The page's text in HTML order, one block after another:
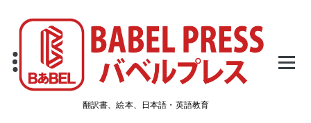
翻訳書、絵本、日本語・英語教育